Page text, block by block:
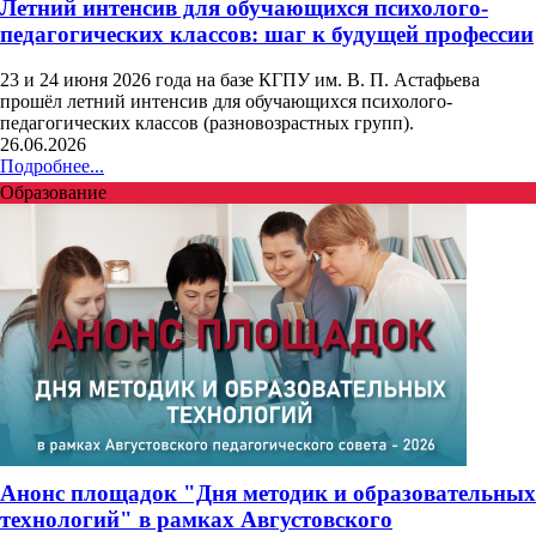
Летний интенсив для обучающихся психолого-
педагогических классов: шаг к будущей профессии
23 и 24 июня 2026 года на базе КГПУ им. В. П. Астафьева
прошёл летний интенсив для обучающихся психолого-
педагогических классов (разновозрастных групп).
26.06.2026
Подробнее...
Образование
Анонс площадок "Дня методик и образовательных
технологий" в рамках Августовского